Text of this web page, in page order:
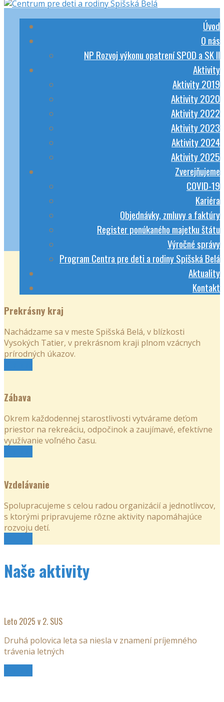
Úvod
O nás
NP Rozvoj výkonu opatrení SPOD a SK II
Aktivity
Aktivity 2019
Aktivity 2020
Aktivity 2022
Aktivity 2023
Aktivity 2024
Aktivity 2025
Zverejňujeme
COVID-19
Kariéra
Objednávky, zmluvy a faktúry
Register ponúkaného majetku štátu
Výročné správy
Program Centra pre deti a rodiny Spišská Belá
Aktuality
Kontakt
Prekrásny kraj
Nachádzame sa v meste Spišská Belá, v blízkosti
Vysokých Tatier, v prekrásnom kraji plnom vzácnych
prírodných úkazov.
Zábava
Okrem každodennej starostlivosti vytvárame deťom
priestor na rekreáciu, odpočinok a zaujímavé, efektívne
využívanie voľného času.
Vzdelávanie
Spolupracujeme s celou radou organizácií a jednotlivcov,
s ktorými pripravujeme rôzne aktivity napomáhajúce
rozvoju detí.
Naše aktivity
Leto 2025 v 2. SUS
Druhá polovica leta sa niesla v znamení príjemného
trávenia letných